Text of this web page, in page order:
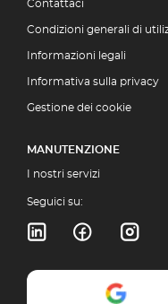
Contattaci
Condizioni generali di
Informazioni legali
Informativa sulla privacy
Gestione dei cookie
MANUTENZIONE
I nostri servizi
Seguici su: